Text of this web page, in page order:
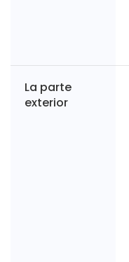
La parte
exterior